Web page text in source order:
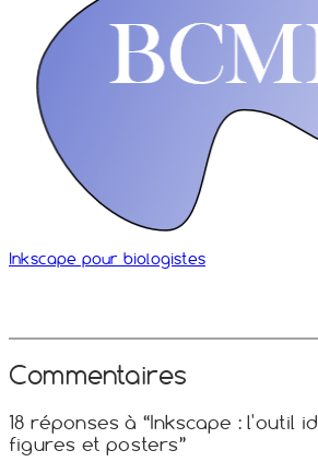
Inkscape pour biologistes
Commentaires
18 réponses à “Inkscape : l'outil
figures et posters”